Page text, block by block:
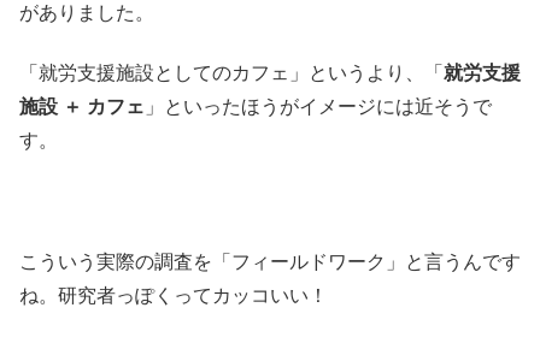
がありました。
「就労支援施設としてのカフェ」というより、「 就労支援
施設 ＋ カフェ 」といったほうがイメージには近そうで
す。
こういう実際の調査を「フィールドワーク」と言うんです
ね。研究者っぽくってカッコいい！